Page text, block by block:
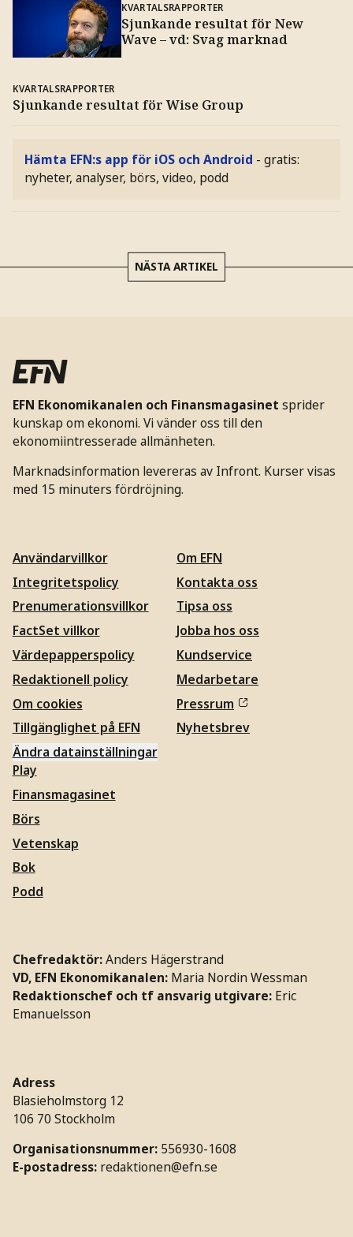
KVARTALSRAPPORTER
Sjunkande resultat för New
Wave – vd: Svag marknad
KVARTALSRAPPORTER
Sjunkande resultat för Wise Group
Hämta EFN:s app för iOS och Android - gratis:
nyheter, analyser, börs, video, podd
NÄSTA ARTIKEL
EFN Ekonomikanalen och Finansmagasinet sprider
kunskap om ekonomi. Vi vänder oss till den
ekonomiintresserade allmänheten.
Marknadsinformation levereras av Infront. Kurser visas
med 15 minuters fördröjning.
Användarvillkor
Integritetspolicy
Prenumerationsvillkor
FactSet villkor
Värdepapperspolicy
Redaktionell policy
Om cookies
Tillgänglighet på EFN
Ändra datainställningar
Om EFN
Kontakta oss
Tipsa oss
Jobba hos oss
Kundservice
Medarbetare
Pressrum
Nyhetsbrev
Play
Finansmagasinet
Börs
Vetenskap
Bok
Podd
Chefredaktör:Anders Hägerstrand
VD, EFN Ekonomikanalen: Maria Nordin Wessman
Redaktionschef och tf ansvarig utgivare: Eric
Emanuelsson
Adress
Blasieholmstorg 12
106 70 Stockholm
Organisationsnummer: 556930-1608
E-postadress: redaktionen@efn.se